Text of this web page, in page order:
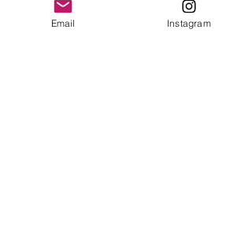
Email Instagram